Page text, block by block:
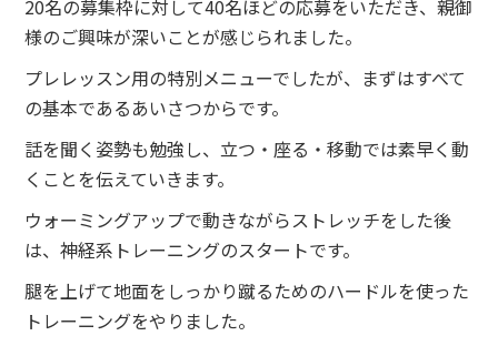
20名の募集枠に対して40名ほどの応募をいただき、親御
様のご興味が深いことが感じられました。
プレレッスン用の特別メニューでしたが、まずはすべて
の基本であるあいさつからです。
話を聞く姿勢も勉強し、立つ・座る・移動では素早く動
くことを伝えていきます。
ウォーミングアップで動きながらストレッチをした後
は、神経系トレーニングのスタートです。
腿を上げて地面をしっかり蹴るためのハードルを使った
トレーニングをやりました。